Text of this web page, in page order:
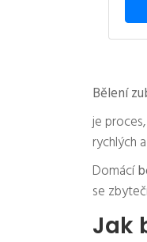
Bělení
je
rychlých
Domácí
se
Jak